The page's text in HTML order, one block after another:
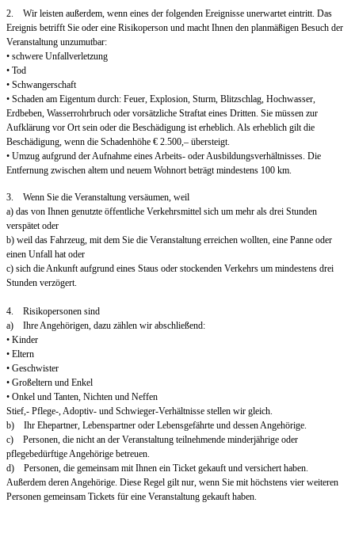
2. Wir leisten außerdem, wenn eines der folgenden Ereignisse unerwartet eintritt. Das
Ereignis betrifft Sie oder eine Risikoperson und macht Ihnen den planmäßigen Besuch der
Veranstaltung unzumutbar:
• schwere Unfallverletzung
• Tod
• Schwangerschaft
• Schaden am Eigentum durch: Feuer, Explosion, Sturm, Blitzschlag, Hochwasser,
Erdbeben, Wasserrohrbruch oder vorsätzliche Straftat eines Dritten. Sie müssen zur
Aufklärung vor Ort sein oder die Beschädigung ist erheblich. Als erheblich gilt die
Beschädigung, wenn die Schadenhöhe € 2.500,– übersteigt.
• Umzug aufgrund der Aufnahme eines Arbeits- oder Ausbildungsverhältnisses. Die
Entfernung zwischen altem und neuem Wohnort beträgt mindestens 100 km.
3. Wenn Sie die Veranstaltung versäumen, weil
a) das von Ihnen genutzte öffentliche Verkehrsmittel sich um mehr als drei Stunden
verspätet oder
b) weil das Fahrzeug, mit dem Sie die Veranstaltung erreichen wollten, eine Panne oder
einen Unfall hat oder
c) sich die Ankunft aufgrund eines Staus oder stockenden Verkehrs um mindestens drei
Stunden verzögert.
4. Risikopersonen sind
a) Ihre Angehörigen, dazu zählen wir abschließend:
• Kinder
• Eltern
• Geschwister
• Großeltern und Enkel
• Onkel und Tanten, Nichten und Neffen
Stief,- Pflege-, Adoptiv- und Schwieger-Verhältnisse stellen wir gleich.
b) Ihr Ehepartner, Lebenspartner oder Lebensgefährte und dessen Angehörige.
c) Personen, die nicht an der Veranstaltung teilnehmende minderjährige oder
pflegebedürftige Angehörige betreuen.
d) Personen, die gemeinsam mit Ihnen ein Ticket gekauft und versichert haben.
Außerdem deren Angehörige. Diese Regel gilt nur, wenn Sie mit höchstens vier weiteren
Personen gemeinsam Tickets für eine Veranstaltung gekauft haben.